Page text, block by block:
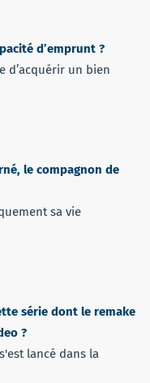
d’emprunt ?
d’acquérir un bien
le compagnon de
sa vie
série dont le remake
?
lancé dans la